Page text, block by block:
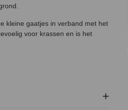
kleine gaatjes in verband met het
voor krassen en is het